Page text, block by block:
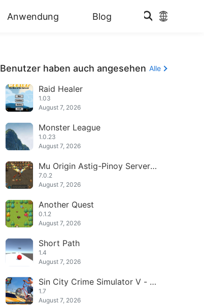
Anwendung Blog
Benutzer haben auch angesehen Alle
Raid Healer
1.03
August 7, 2026
Monster League
1.0.23
August 7, 2026
Mu Origin Astig-Pinoy Server
(Cumulative Diamonds)
7.0.2
August 7, 2026
Another Quest
0.1.2
August 7, 2026
Short Path
1.4
August 7, 2026
Sin City Crime Simulator V - G
angster
1.7
August 7, 2026